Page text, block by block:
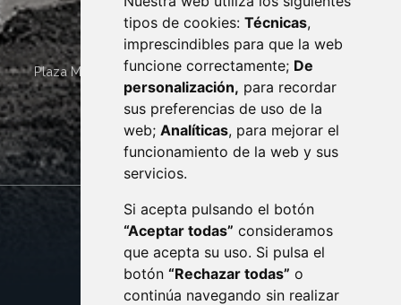
tipos de cookies: Técnicas,
imprescindibles para que la web
funcione correctamente; De
personalización, para recordar
sus preferencias de uso de la
web; Analíticas, para mejorar el
funcionamiento de la web y sus
servicios.
Si acepta pulsando el botón
“Aceptar todas” consideramos
que acepta su uso. Si pulsa el
botón “Rechazar todas” o
continúa navegando sin realizar
Plaza Mayor 4 22400 MONZÓN - ARAGÓN (ESPAÑA)
· (34) 974 400 700 ·
sac@monzon.es
monzon.es
CONTACTO
AVISO LEGAL
PROTECCIÓN DE DATOS
POLÍTICA DE COOKIES
ACCESIBILIDAD